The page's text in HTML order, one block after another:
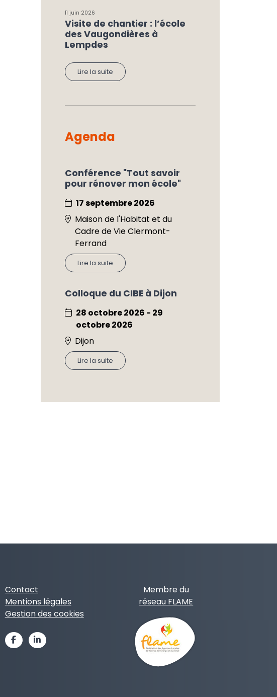
11 juin 2026
Visite de chantier : l’école
des Vaugondières à
Lempdes
Lire la suite
Agenda
Conférence "Tout savoir
pour rénover mon école"
17 septembre 2026
Maison de l'Habitat et du
Cadre de Vie Clermont-
Ferrand
Lire la suite
Colloque du CIBE à Dijon
28 octobre 2026 - 29
octobre 2026
Dijon
Lire la suite
Contact
Mentions légales
Gestion des cookies
Membre du
réseau FLAME